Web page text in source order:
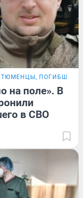
ТЮМЕНЦЫ, ПОГИБШИЕ
на поле». В
в СВО